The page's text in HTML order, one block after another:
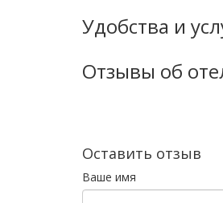
Удобства и
Отзывы об
Оставить отзыв
Ваше имя